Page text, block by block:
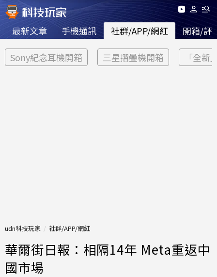
最新文章 手機通訊 社群/APP/網紅 開箱/評
Sony紀念耳機開箱 三星摺疊機開箱 「全新
udn科技玩家 社群/APP/網紅
華爾街日報：相隔14年 Meta重返中
國市場